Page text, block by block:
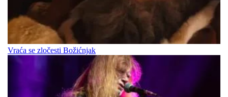
Vraća se zločesti Božićnjak